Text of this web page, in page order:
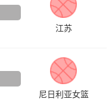
江苏
尼日利亚女篮